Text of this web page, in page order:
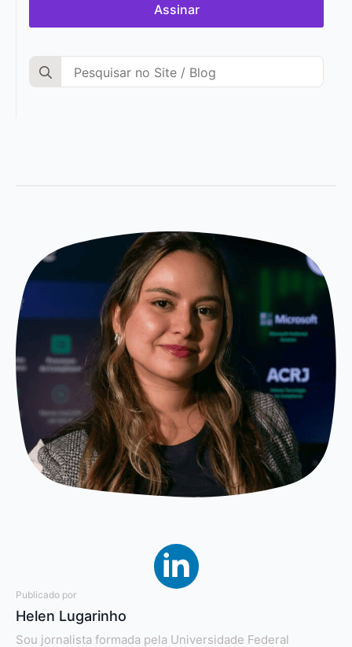
Assinar
Search
for:
Publicado por
Helen Lugarinho
Sou jornalista formada pela Universidade Federal